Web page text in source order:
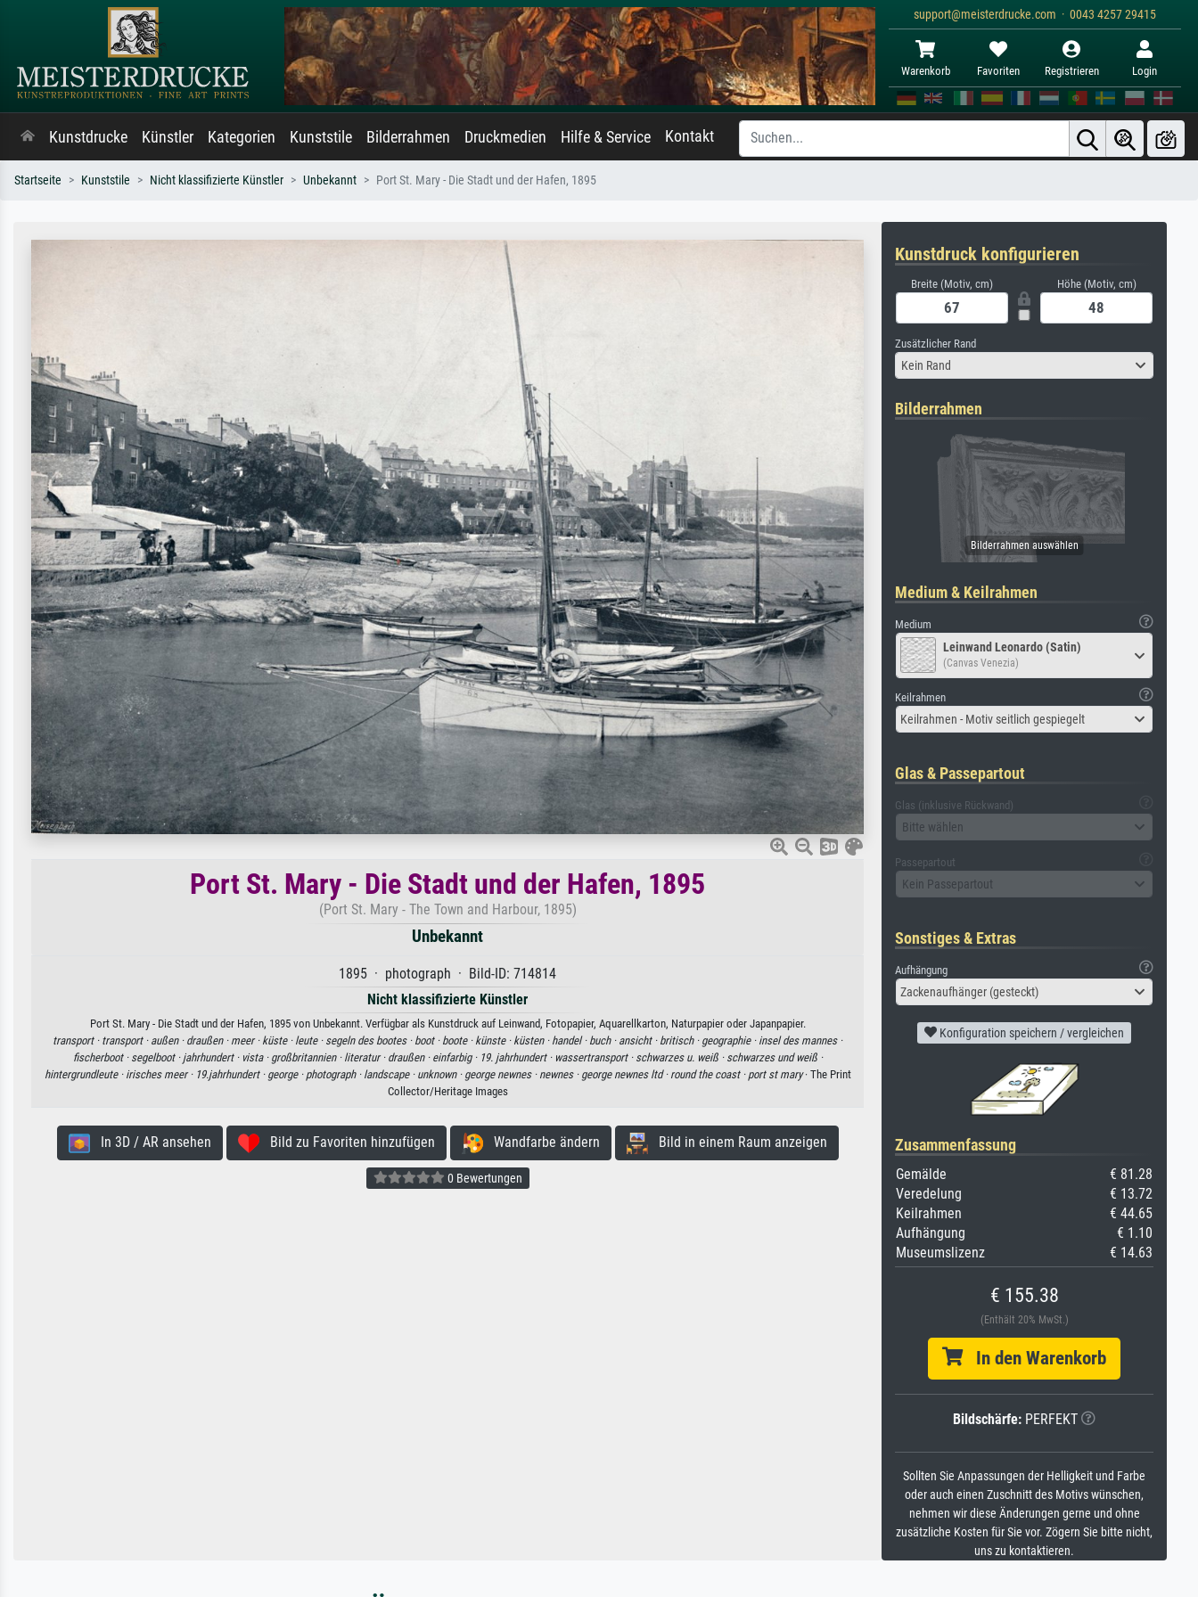
support@meisterdrucke.com · 0043 4257 29415
Warenkorb Favoriten Registrieren Login
Kunstdrucke Künstler Kategorien Kunststile Bilderrahmen Druckmedien Hilfe & Service Kontakt
Startseite Kunststile Nicht klassifizierte Künstler Unbekannt Port St. Mary - Die Stadt und der Hafen, 1895
Port St. Mary - Die Stadt und der Hafen, 1895
(Port St. Mary - The Town and Harbour, 1895)
Unbekannt
1895 · photograph · Bild-ID: 714814
Nicht klassifizierte Künstler
Port St. Mary - Die Stadt und der Hafen, 1895 von Unbekannt. Verfügbar als Kunstdruck auf Leinwand, Fotopapier, Aquarellkarton, Naturpapier oder Japanpapier.
transport · transport · außen · draußen · meer · küste · leute · segeln des bootes · boot · boote · künste · küsten · handel · buch · ansicht · britisch · geographie · insel des mannes ·
fischerboot · segelboot · jahrhundert · vista · großbritannien · literatur · draußen · einfarbig · 19. jahrhundert · wassertransport · schwarzes u. weiß · schwarzes und weiß ·
hintergrundleute · irisches meer · 19.jahrhundert · george · photograph · landscape · unknown · george newnes · newnes · george newnes ltd · round the coast · port st mary· The Print
Collector/Heritage Images
In 3D / AR ansehen Bild zu Favoriten hinzufügen Wandfarbe ändern Bild in einem Raum anzeigen
0 Bewertungen
Kunstdruck konfigurieren
Breite (Motiv, cm) Höhe (Motiv, cm)
Zusätzlicher Rand
Kein Rand
Bilderrahmen
Medium & Keilrahmen
Medium
Leinwand Leonardo (Satin)
(Canvas Venezia)
Keilrahmen
Keilrahmen - Motiv seitlich gespiegelt
Glas & Passepartout
Glas (inklusive Rückwand)
Bitte wählen
Passepartout
Kein Passepartout
Sonstiges & Extras
Aufhängung
Zackenaufhänger (gesteckt)
Konfiguration speichern / vergleichen
Zusammenfassung
Gemälde
€ 81.28
Veredelung
€ 13.72
Keilrahmen
€ 44.65
Aufhängung
€ 1.10
Museumslizenz
€ 14.63
€ 155.38
(Enthält 20% MwSt.)
In den Warenkorb
Bildschärfe: PERFEKT
Sollten Sie Anpassungen der Helligkeit und Farbe
oder auch einen Zuschnitt des Motivs wünschen,
nehmen wir diese Änderungen gerne und ohne
zusätzliche Kosten für Sie vor. Zögern Sie bitte nicht,
uns zu kontaktieren.